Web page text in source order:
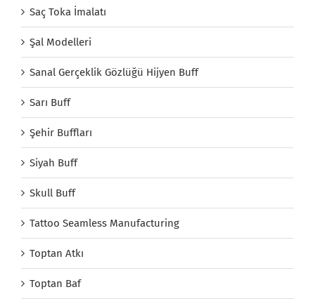
Saç Toka İmalatı
Şal Modelleri
Sanal Gerçeklik Gözlüğü Hijyen Buff
Sarı Buff
Şehir Buffları
Siyah Buff
Skull Buff
Tattoo Seamless Manufacturing
Toptan Atkı
Toptan Baf